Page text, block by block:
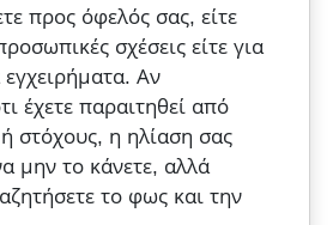
προς όφελός σας, είτε
σχέσεις είτε για
Αν
έχετε παραιτηθεί από
στόχους, η ηλίαση σας
μην το κάνετε, αλλά
το φως και την